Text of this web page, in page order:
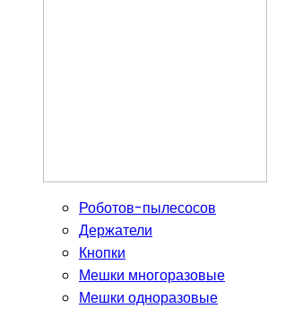
Роботов-пылесосов
Держатели
Кнопки
Мешки многоразовые
Мешки одноразовые